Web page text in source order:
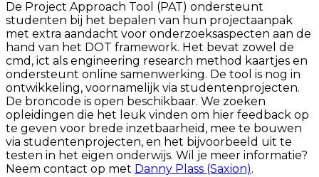
De Project Approach Tool (PAT) ondersteunt
studenten bij het bepalen van hun projectaanpak
met extra aandacht voor onderzoeksaspecten aan de
hand van het DOT framework. Het bevat zowel de
cmd, ict als engineering research method kaartjes en
ondersteunt online samenwerking. De tool is nog in
ontwikkeling, voornamelijk via studentenprojecten.
De broncode is open beschikbaar. We zoeken
opleidingen die het leuk vinden om hier feedback op
te geven voor brede inzetbaarheid, mee te bouwen
via studentenprojecten, en het bijvoorbeeld uit te
testen in het eigen onderwijs. Wil je meer informatie?
Neem contact op met Danny Plass (Saxion).